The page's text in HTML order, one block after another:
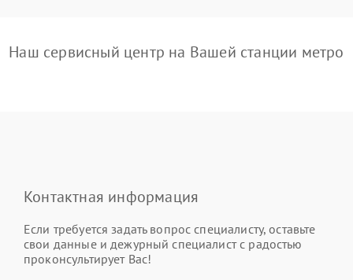
Наш сервисный центр на Вашей станции метро
Контактная информация
Если требуется задать вопрос специалисту, оставьте
свои данные и дежурный специалист с радостью
проконсультирует Вас!